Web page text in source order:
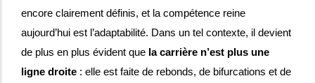
encore clairement définis, et la compétence reine
aujourd’hui est l’adaptabilité. Dans un tel contexte, il devient
de plus en plus évident que la carrière n’est plus une
ligne droite : elle est faite de rebonds, de bifurcations et de